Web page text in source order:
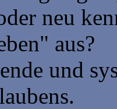
neu
aus?
und